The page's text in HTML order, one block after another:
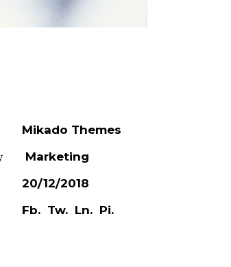
Mikado Themes
Marketing
20/12/2018
Fb. Tw. Ln. Pi.